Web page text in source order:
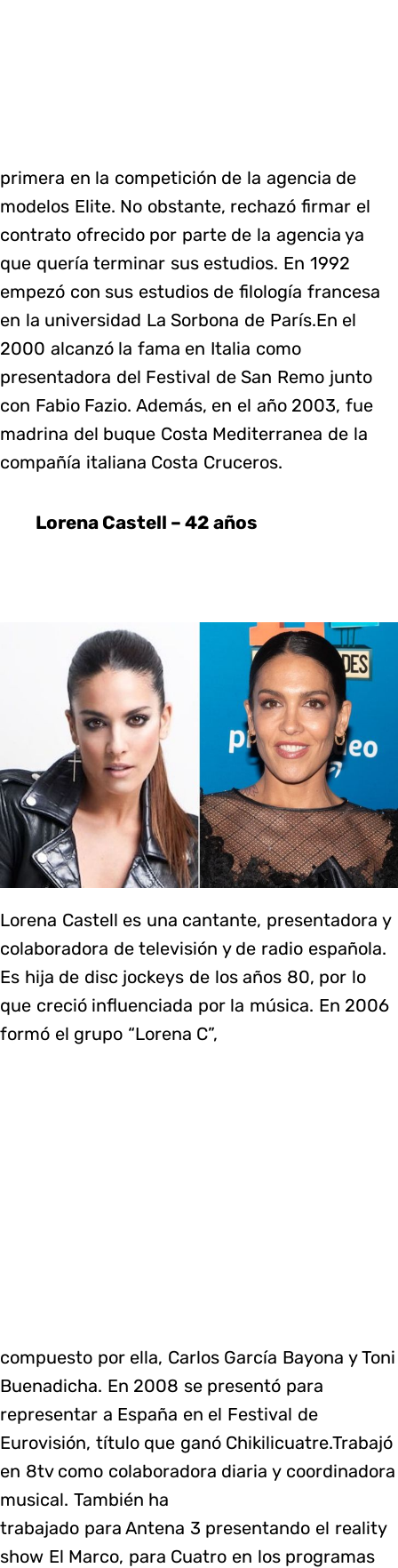
primera en la competición de la agencia de
modelos Elite. No obstante, rechazó firmar el
contrato ofrecido por parte de la agencia ya
que quería terminar sus estudios. En 1992
empezó con sus estudios de filología francesa
en la universidad La Sorbona de París.En el
2000 alcanzó la fama en Italia como
presentadora del Festival de San Remo junto
con Fabio Fazio. Además, en el año 2003, fue
madrina del buque Costa Mediterranea de la
compañía italiana Costa Cruceros.
Lorena Castell – 42 años
Lorena Castell es una cantante, presentadora y
colaboradora de televisión y de radio española.
Es hija de disc jockeys de los años 80, por lo
que creció influenciada por la música. En 2006
formó el grupo “Lorena C”,
compuesto por ella, Carlos García Bayona y Toni
Buenadicha. En 2008 se presentó para
representar a España en el Festival de
Eurovisión, título que ganó Chikilicuatre.Trabajó
en 8tv como colaboradora diaria y coordinadora
musical. También ha
trabajado para Antena 3 presentando el reality
show El Marco, para Cuatro en los programas